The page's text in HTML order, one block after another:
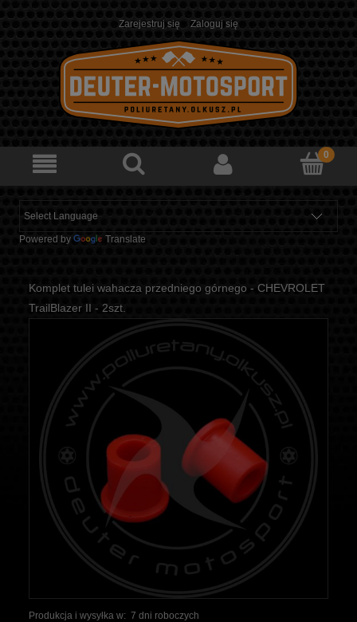
Zarejestruj się Zaloguj się
Powered by Translate
Komplet tulei wahacza przedniego górnego - CHEVROLET
TrailBlazer II - 2szt.
Produkcja i wysyłka w: 7 dni roboczych